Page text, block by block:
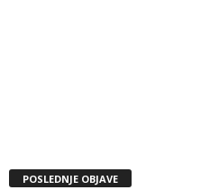
POSLEDNJE OBJAVE